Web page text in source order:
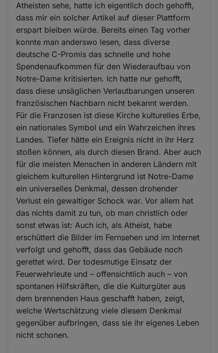
Atheisten sehe, hatte ich eigentlich doch gehofft,
dass mir ein solcher Artikel auf dieser Plattform
erspart bleiben würde. Bereits einen Tag vorher
konnte man anderswo lesen, dass diverse
deutsche C-Promis das schnelle und hohe
Spendenaufkommen für den Wiederaufbau von
Notre-Dame kritisierten. Ich hatte nur gehofft,
dass diese unsäglichen Verlautbarungen unseren
französischen Nachbarn nicht bekannt werden.
Für die Franzosen ist diese Kirche kulturelles Erbe,
ein nationales Symbol und ein Wahrzeichen ihres
Landes. Tiefer hätte ein Ereignis nicht in ihr Herz
stoßen können, als durch diesen Brand. Aber auch
für die meisten Menschen in anderen Ländern mit
gleichem kulturellen Hintergrund ist Notre-Dame
ein universelles Denkmal, dessen drohender
Verlust ein gewaltiger Schock war. Vor allem hat
das nichts damit zu tun, ob man christlich oder
sonst etwas ist: Auch ich, als Atheist, habe
erschüttert die Bilder im Fernsehen und im Internet
verfolgt und gehofft, dass das Gebäude noch
gerettet wird. Der todesmutige Einsatz der
Feuerwehrleute und – offensichtlich auch – von
spontanen Hilfskräften, die die Kulturgüter aus
dem brennenden Haus geschafft haben, zeigt,
welche Wertschätzung viele diesem Denkmal
gegenüber aufbringen, dass sie ihr eigenes Leben
nicht schonen.